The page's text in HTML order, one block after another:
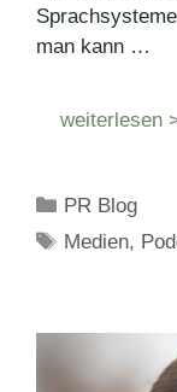
man kann …
weiterlesen
Kategorien
PR Blog
Medien,